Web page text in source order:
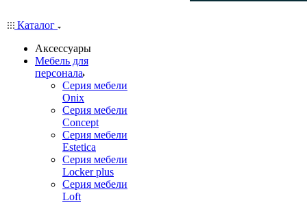
Каталог
Аксессуары
Мебель для
персонала
Серия мебели
Onix
Серия мебели
Concept
Серия мебели
Estetica
Серия мебели
Locker plus
Серия мебели
Loft